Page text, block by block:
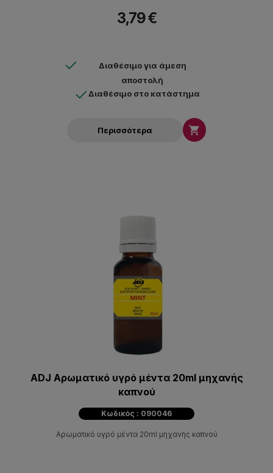
3,79 €
Διαθέσιμο για άμεση
αποστολή
Διαθέσιμο στο κατάστημα
Περισσότερα 
ADJ Αρωματικό υγρό μέντα 20ml μηχανής
καπνού
Κωδικός : 090046
Αρωματικό υγρό μέντα 20ml μηχανής καπνού